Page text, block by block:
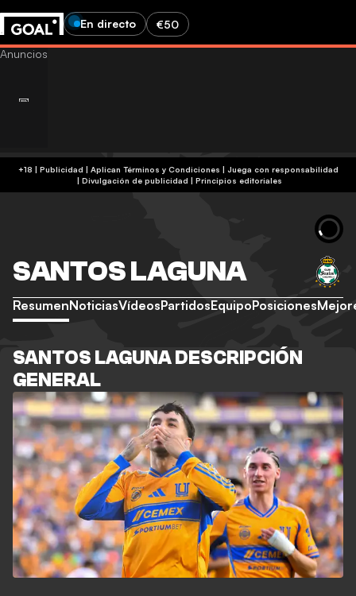
En directo €50
+18 | Publicidad | Aplican Términos y Condiciones | Juega con responsabilidad
| Divulgación de publicidad | Principios editoriales
SANTOS LAGUNA
ResumenNoticiasVídeosPartidosEquipoPosiciones
SANTOS LAGUNA DESCRIPCIÓN
GENERAL